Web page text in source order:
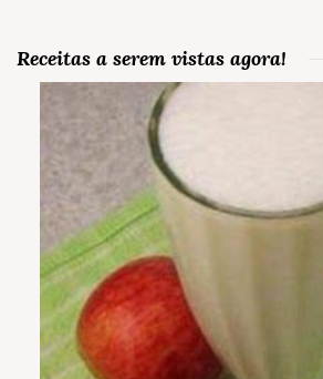
Receitas a serem vistas agora!